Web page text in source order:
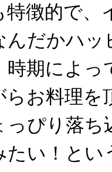
徴的で、
んだかハッ
時期によっ
お料理を
っぴり落ち
たい！とい